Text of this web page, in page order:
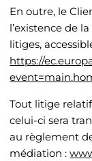
En outre, le
l’existence de
litiges,
https://
Tout litige
celui-ci sera
au règlement
médiation :